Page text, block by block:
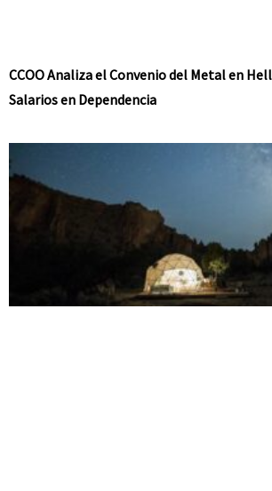
CCOO Analiza el Convenio del Metal en
Salarios en Dependencia